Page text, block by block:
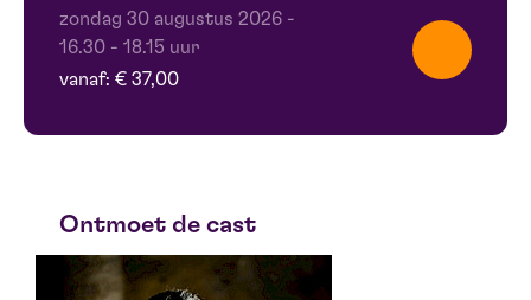
zondag 30 augustus 2026 -
16.30 - 18.15 uur
vanaf: € 37,00
Ontmoet de cast